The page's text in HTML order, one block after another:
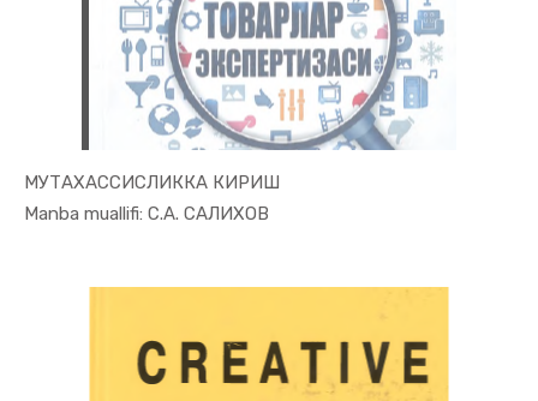
МУТАХАССИСЛИККА КИРИШ
Manba muallifi: С.А. САЛИХОВ
In Xizmat ...